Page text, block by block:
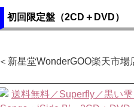
初回限定盤（2CD＋DVD）
＜新星堂WonderGOO楽天市場